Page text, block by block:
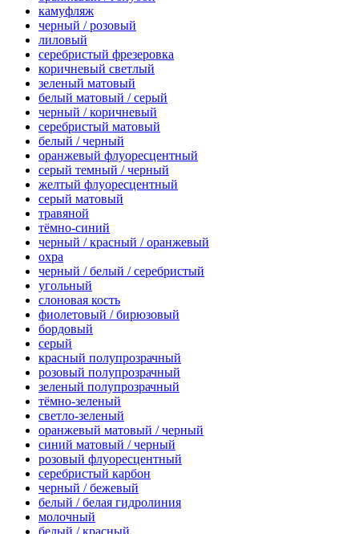
камуфляж
черный / розовый
лиловый
серебристый фрезеровка
коричневый светлый
зеленый матовый
белый матовый / серый
черный / коричневый
серебристый матовый
белый / черный
оранжевый флуоресцентный
серый темный / черный
желтый флуоресцентный
серый матовый
травяной
тёмно-синий
черный / красный / оранжевый
охра
черный / белый / серебристый
угольный
слоновая кость
фиолетовый / бирюзовый
бордовый
серый
красный полупрозрачный
розовый полупрозрачный
зеленый полупрозрачный
тёмно-зеленый
светло-зеленый
оранжевый матовый / черный
синий матовый / черный
розовый флуоресцентный
серебристый карбон
черный / бежевый
белый / белая гидролиния
молочный